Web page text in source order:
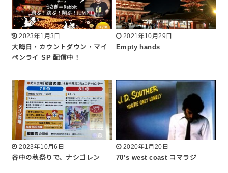
2023年1月3日
大晦日・カウントダウン・マイ
ペンライ SP 配信中！
2021年10月29日
Empty hands
2023年10月6日
谷中の秋祭りで、ナシゴレン
2020年1月20日
70’s west coast コマラジ